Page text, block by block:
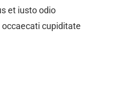
et iusto odio
cupiditate